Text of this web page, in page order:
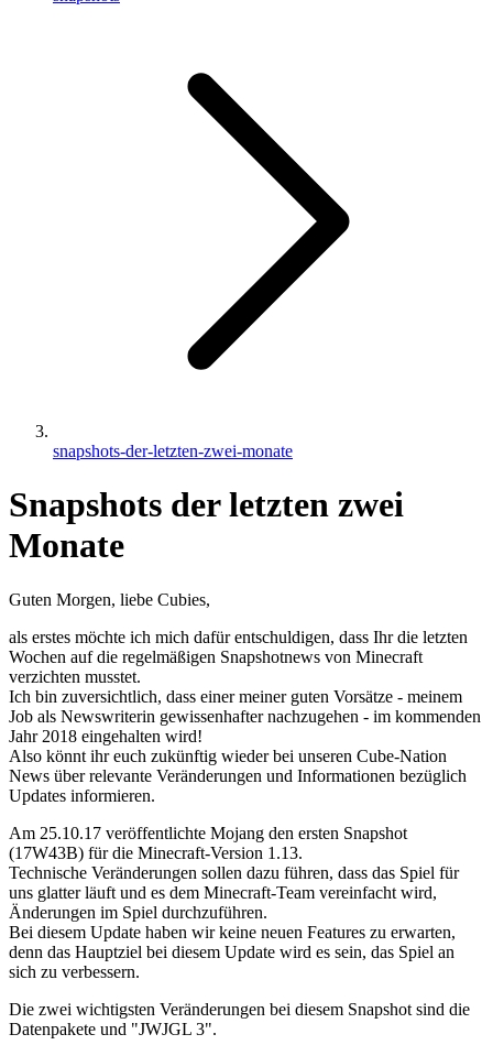
snapshots-der-letzten-zwei-monate
Snapshots der letzten zwei
Monate
Guten Morgen, liebe Cubies,
als erstes möchte ich mich dafür entschuldigen, dass Ihr die letzten
Wochen auf die regelmäßigen Snapshotnews von Minecraft
verzichten musstet.
Ich bin zuversichtlich, dass einer meiner guten Vorsätze - meinem
Job als Newswriterin gewissenhafter nachzugehen - im kommenden
Jahr 2018 eingehalten wird!
Also könnt ihr euch zukünftig wieder bei unseren Cube-Nation
News über relevante Veränderungen und Informationen bezüglich
Updates informieren.
Am 25.10.17 veröffentlichte Mojang den ersten Snapshot
(17W43B) für die Minecraft-Version 1.13.
Technische Veränderungen sollen dazu führen, dass das Spiel für
uns glatter läuft und es dem Minecraft-Team vereinfacht wird,
Änderungen im Spiel durchzuführen.
Bei diesem Update haben wir keine neuen Features zu erwarten,
denn das Hauptziel bei diesem Update wird es sein, das Spiel an
sich zu verbessern.
Die zwei wichtigsten Veränderungen bei diesem Snapshot sind die
Datenpakete und "JWJGL 3".